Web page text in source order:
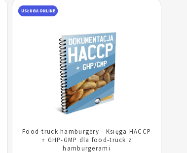
USŁUGA ONLINE
Food-truck hamburgery - Księga HACCP
+ GHP-GMP dla food-truck z
hamburgerami